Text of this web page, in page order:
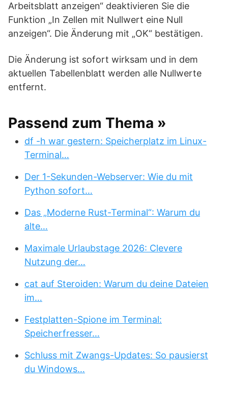
Arbeitsblatt anzeigen“ deaktivieren Sie die
Funktion „In Zellen mit Nullwert eine Null
anzeigen“. Die Änderung mit „OK“ bestätigen.
Die Änderung ist sofort wirksam und in dem
aktuellen Tabellenblatt werden alle Nullwerte
entfernt.
Passend zum Thema »
df -h war gestern: Speicherplatz im Linux-
Terminal…
Der 1-Sekunden-Webserver: Wie du mit
Python sofort…
Das „Moderne Rust-Terminal“: Warum du
alte…
Maximale Urlaubstage 2026: Clevere
Nutzung der…
cat auf Steroiden: Warum du deine Dateien
im…
Festplatten-Spione im Terminal:
Speicherfresser…
Schluss mit Zwangs-Updates: So pausierst
du Windows…